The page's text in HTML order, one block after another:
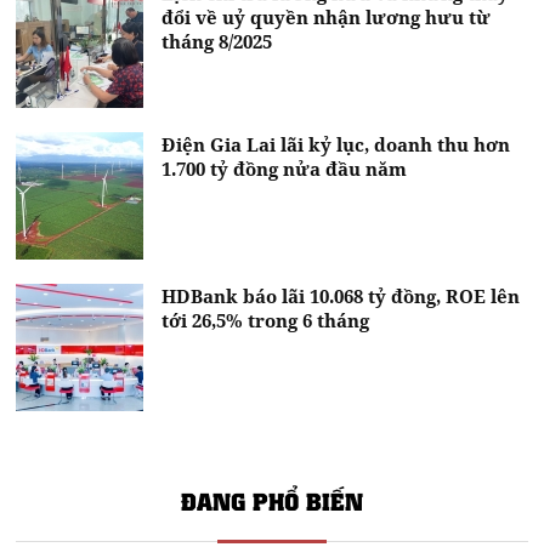
đổi về uỷ quyền nhận lương hưu từ
tháng 8/2025
Điện Gia Lai lãi kỷ lục, doanh thu hơn
1.700 tỷ đồng nửa đầu năm
HDBank báo lãi 10.068 tỷ đồng, ROE lên
tới 26,5% trong 6 tháng
ĐANG PHỔ BIẾN